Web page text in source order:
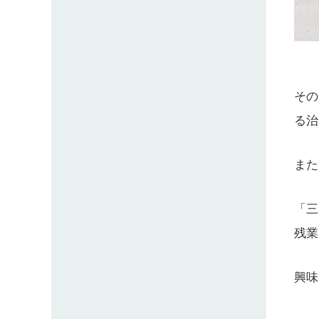
そ
る
ま
「
残
興